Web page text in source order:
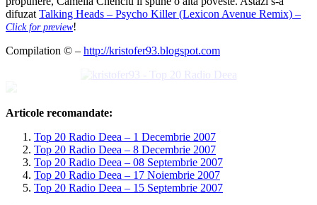
difuzat Talking Heads – Psycho Killer (Lexicon Avenue Remix) –
Click for preview!
Compilation © – http://kristofer93.blogspot.com
Articole recomandate:
Top 20 Radio Deea – 1 Decembrie 2007
Top 20 Radio Deea – 8 Decembrie 2007
Top 20 Radio Deea – 08 Septembrie 2007
Top 20 Radio Deea – 17 Noiembrie 2007
Top 20 Radio Deea – 15 Septembrie 2007